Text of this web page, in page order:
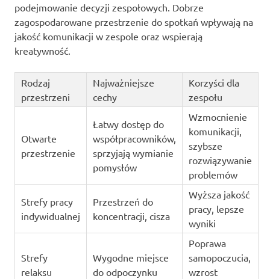
podejmowanie decyzji zespołowych. Dobrze
zagospodarowane przestrzenie do spotkań wpływają na
jakość komunikacji w zespole oraz wspierają
kreatywność.
Rodzaj
przestrzeni
Najważniejsze
cechy
Korzyści dla
zespołu
Otwarte
przestrzenie
Łatwy dostęp do
współpracowników,
sprzyjają wymianie
pomysłów
Wzmocnienie
komunikacji,
szybsze
rozwiązywanie
problemów
Strefy pracy
indywidualnej
Przestrzeń do
koncentracji, cisza
Wyższa jakość
pracy, lepsze
wyniki
Strefy
relaksu
Wygodne miejsce
do odpoczynku
Poprawa
samopoczucia,
wzrost